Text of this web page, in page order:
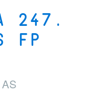
247.
FP